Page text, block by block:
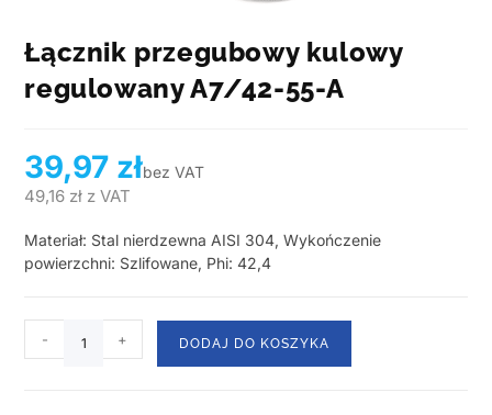
Łącznik przegubowy kulowy
regulowany A7/42-55-A
39,97 złbez VAT
49,16 zł z VAT
Materiał: Stal nierdzewna AISI 304, Wykończenie
powierzchni: Szlifowane, Phi: 42,4
- + DODAJ DO KOSZYKA